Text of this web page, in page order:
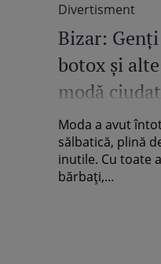
Divertisment
Bizar:
botox şi
modă
Moda a avut
sălbatică, plină
inutile. Cu toate
bărbaţi,...